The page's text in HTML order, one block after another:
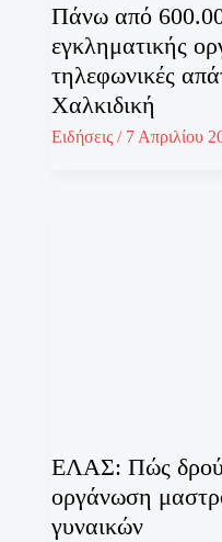
Πάνω από
εγκληματικής
τηλεφωνικές
Χαλκιδική
Ειδήσεις / 7 Απριλίου
ΕΛΑΣ: Πώς
οργάνωση
γυναικών